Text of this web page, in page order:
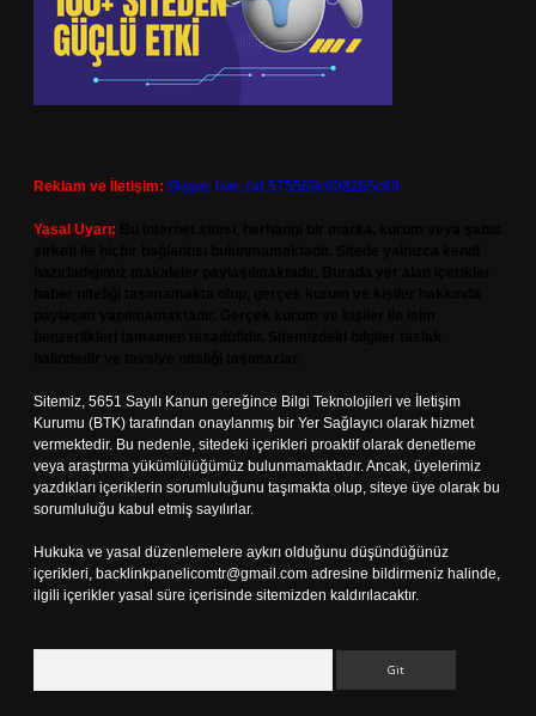
Reklam ve İletişim: Skype: live:.cid.575569c608265c69
Yasal Uyarı:
Sitemiz, 5651 Sayılı Kanun gereğince Bilgi Teknolojileri ve İletişim
Kurumu (BTK) tarafından onaylanmış bir Yer Sağlayıcı olarak hizmet
vermektedir. Bu nedenle, sitedeki içerikleri proaktif olarak denetleme
veya araştırma yükümlülüğümüz bulunmamaktadır. Ancak, üyelerimiz
yazdıkları içeriklerin sorumluluğunu taşımakta olup, siteye üye olarak bu
sorumluluğu kabul etmiş sayılırlar.
Hukuka ve yasal düzenlemelere aykırı olduğunu düşündüğünüz
içerikleri, backlinkpanelicomtr@gmail.com adresine bildirmeniz halinde,
ilgili içerikler yasal süre içerisinde sitemizden kaldırılacaktır.